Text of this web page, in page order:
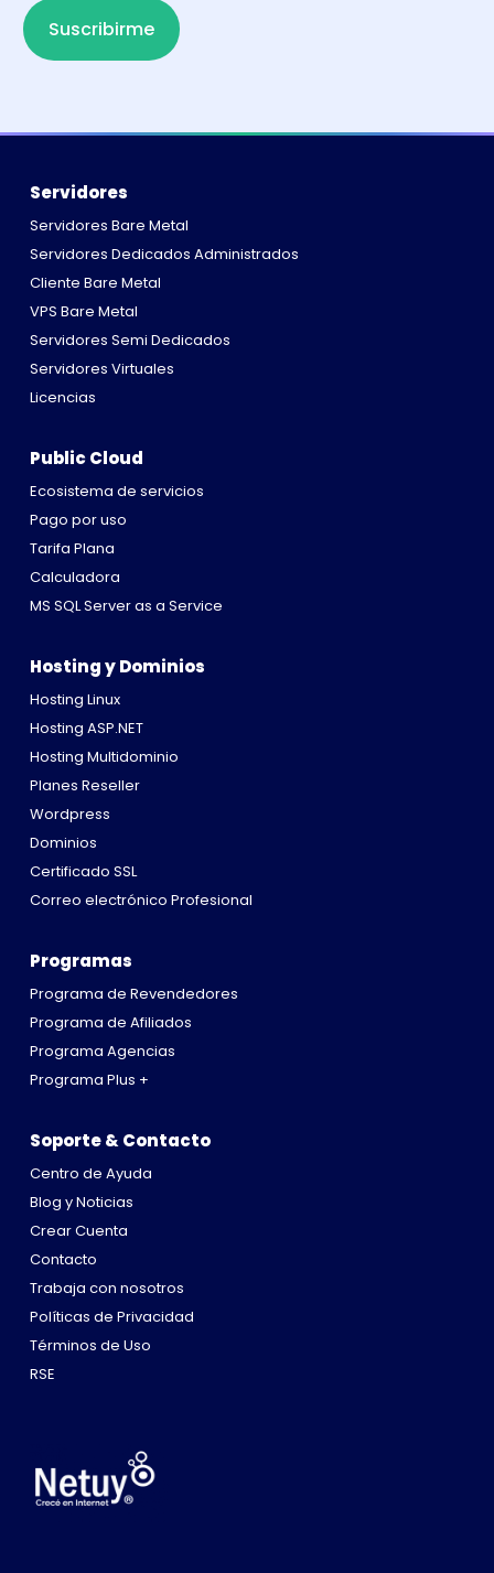
Suscribirme
Servidores
Servidores Bare Metal
Servidores Dedicados Administrados
Cliente Bare Metal
VPS Bare Metal
Servidores Semi Dedicados
Servidores Virtuales
Licencias
Public Cloud
Ecosistema de servicios
Pago por uso
Tarifa Plana
Calculadora
MS SQL Server as a Service
Hosting y Dominios
Hosting Linux
Hosting ASP.NET
Hosting Multidominio
Planes Reseller
Wordpress
Dominios
Certificado SSL
Correo electrónico Profesional
Programas
Programa de Revendedores
Programa de Afiliados
Programa Agencias
Programa Plus +
Soporte & Contacto
Centro de Ayuda
Blog y Noticias
Crear Cuenta
Contacto
Trabaja con nosotros
Políticas de Privacidad
Términos de Uso
RSE